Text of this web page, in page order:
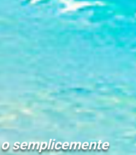
o semplicemente